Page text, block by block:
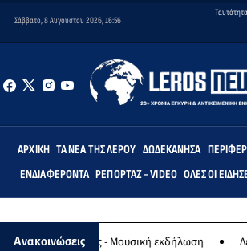
Σάββατο, 8 Αυγούστου 2026, 16:56
ΑΡΧΙΚΉ ΤΑ ΝΈΑ ΤΗΣ ΛΈΡΟΥ ΔΩΔΕΚΆΝΗΣΑ
ΕΝΔΙΑΦΈΡΟΝΤΑ ΡΕΠΟΡΤΆΖ - VIDEO ΌΛΕΣ ΟΙ
Ανακοινώσεις
της Παναγίας - Μουσική εκδήλωση